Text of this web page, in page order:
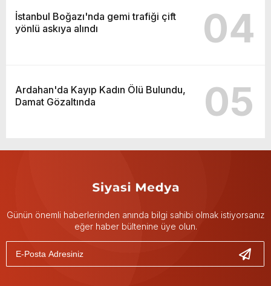
İstanbul Boğazı'nda gemi trafiği çift
yönlü askıya alındı
04
Ardahan'da Kayıp Kadın Ölü Bulundu,
Damat Gözaltında
05
Günün önemli haberlerinden anında bilgi sahibi olmak istiyorsanız
eğer haber bültenine üye olun.